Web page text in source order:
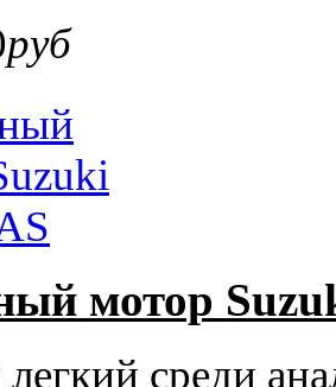
руб
мотор
среди